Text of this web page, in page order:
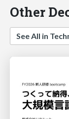
Other
See All in